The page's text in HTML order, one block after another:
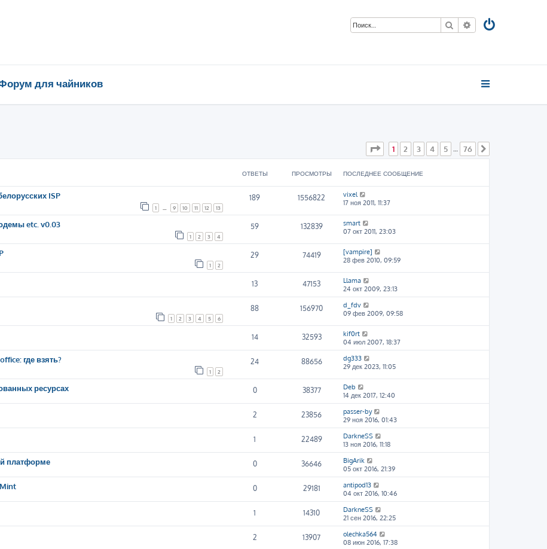
Поиск Расширенный
для чайников
Страница из 76
1 2 3 4 5 … 76
ОТВЕТЫ ПРОСМОТРЫ ПОСЛЕДНЕЕ СООБЩЕНИЕ
ISP
1 9 10 11 12 13
189 1556822
vixel
17 ноя 2011, 11:37
etc. v0.03
1 2 3 4
59 132839
smart
07 окт 2011, 23:03
1 2
29 74419
[vampire]
28 фев 2010, 09:59
13 47153
Llama
24 окт 2009, 23:13
1 2 3 4 5 6
88 156970
d_fdv
09 фев 2009, 09:58
14 32593
kif0rt
04 июл 2007, 18:37
где взять?
1 2
24 88656
dg333
29 дек 2023, 11:05
ресурсах 0 38377
Deb
14 дек 2017, 12:40
2 23856
passer-by
29 ноя 2016, 01:43
1 22489
DarkneSS
13 ноя 2016, 11:18
платформе 0 36646
BigArik
05 окт 2016, 21:39
0 29181
antipod13
04 окт 2016, 10:46
1 14310
DarkneSS
21 сен 2016, 22:25
2 13907
olechka564
08 июн 2016, 17:38